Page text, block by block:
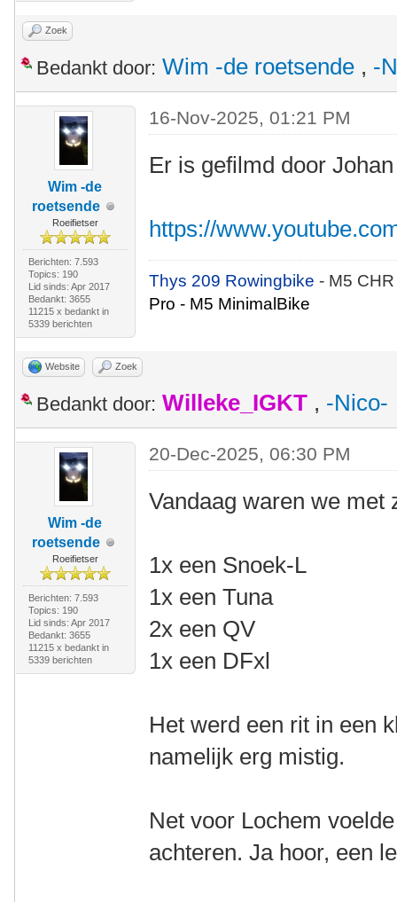
Zoek
Bedankt door: Wim -de roetsende , -
Wim -de
roetsende
Roeifietser
Berichten: 7.593
Topics: 190
Lid sinds: Apr 2017
Bedankt: 3655
11215 x bedankt in
5339 berichten
16-Nov-2025, 01:21 PM
Er is gefilmd door
https://
Thys 209 Rowingbike- M5
Pro - M5 MinimalBike
Website Zoek
Bedankt door: Willeke_IGKT , -Nico-
Wim -de
roetsende
Roeifietser
Berichten: 7.593
Topics: 190
Lid sinds: Apr 2017
Bedankt: 3655
11215 x bedankt in
5339 berichten
20-Dec-2025, 06:30 PM
Vandaag waren we met
1x een Snoek-L
1x een Tuna
2x een QV
1x een DFxl
Het werd een rit in een
namelijk erg mistig.
Net voor Lochem
achteren. Ja hoor, een